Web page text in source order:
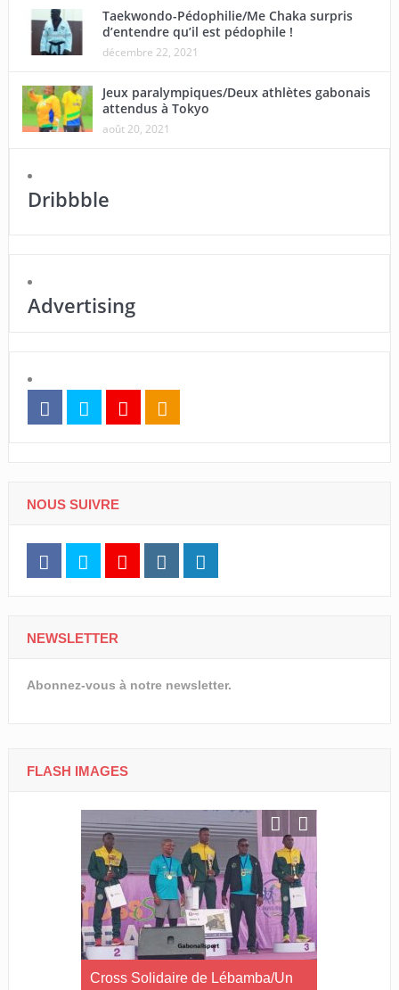
Taekwondo-Pédophilie/Me Chaka surpris
d’entendre qu’il est pédophile !
décembre 22, 2021
Jeux paralympiques/Deux athlètes gabonais
attendus à Tokyo
août 20, 2021
Dribbble
Advertising
NOUS SUIVRE
NEWSLETTER
Abonnez-vous à notre newsletter.
FLASH IMAGES
Cross Solidaire de Lébamba/Un